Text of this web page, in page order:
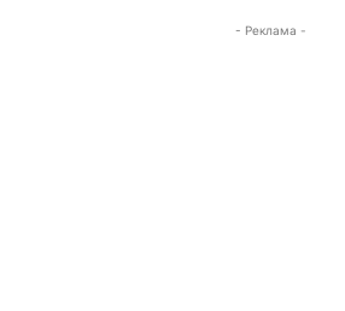
- Реклама -